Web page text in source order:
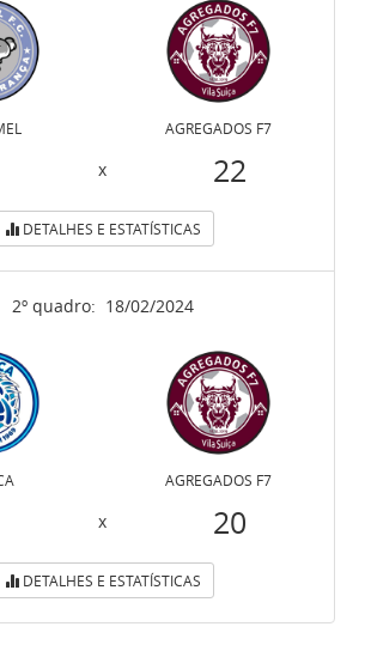
AGREGADOS F7
x 22
DETALHES E ESTATÍSTICAS
2º quadro: 18/02/2024
AGREGADOS F7
x 20
DETALHES E ESTATÍSTICAS